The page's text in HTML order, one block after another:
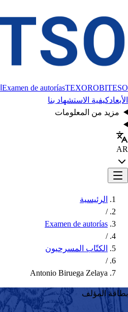
Examen de autoríasTEXOROBITESO
الأبعادكيفية الاستشهاد بنا
مزيد من المعلومات
AR
الرئيسية
/
Examen de autorías
/
الكتّاب المسرحيون
/
Antonio Biruega Zelaya
بطاقة المؤلف